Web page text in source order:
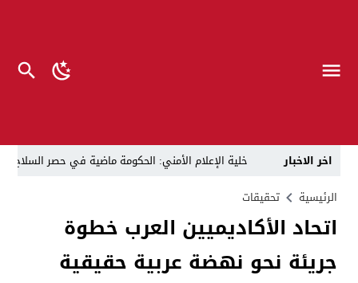
اخر الاخبار
خلية الإعلام الأمني: الحكومة ماضية في حصر السلاح
الرجل المناسب في المكان المناسب ..
قراءة نقدية في مرثية الوصل للكاتب عباس
تحت عنوان “أقلام للمأجورين وسقوط في فخ الإفلاس
الرئيسية تحقيقات
اتحاد الأكاديميين العرب خطوة
جريئة نحو نهضة عربية حقيقية